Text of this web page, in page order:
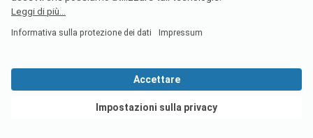
Il campeggio Waldcamping
Feldkirch ha un certificato?
Vedi offerte